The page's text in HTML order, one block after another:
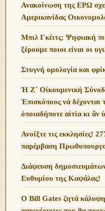
Ανακοίνωση της ΕΡΩ
Αμερικανίδας
Μπιλ Γκέιτς: Ψηφιακή
ξέρουμε ποιοι είναι οι
Στυγνή ομολογία και
Ἡ Ζ΄ Οἰκουμενική
Ἐπισκόπους νά
ὁποιαδήποτε αἰτία κι ἄν
Ανoίξτε τις εκκλησίες!
παρέμβαση
Διάψευση
Ευθυμίου της Καψάλας!
O Bill Gates ζητά